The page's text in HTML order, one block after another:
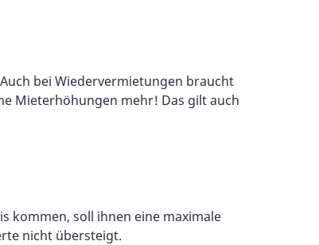
bei Wiedervermietungen braucht
Mieterhöhungen mehr! Das gilt auch
kommen, soll ihnen eine maximale
nicht übersteigt.